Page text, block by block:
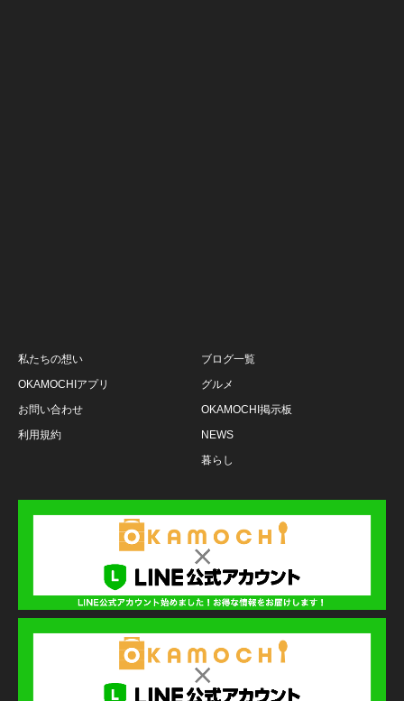
私たちの想い
OKAMOCHIアプリ
お問い合わせ
利用規約
ブログ一覧
グルメ
OKAMOCHI掲示板
NEWS
暮らし